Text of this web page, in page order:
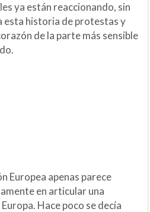
ya están reaccionando, sin
esta historia de protestas y
de la parte más sensible
Europea apenas parece
en articular una
Hace poco se decía